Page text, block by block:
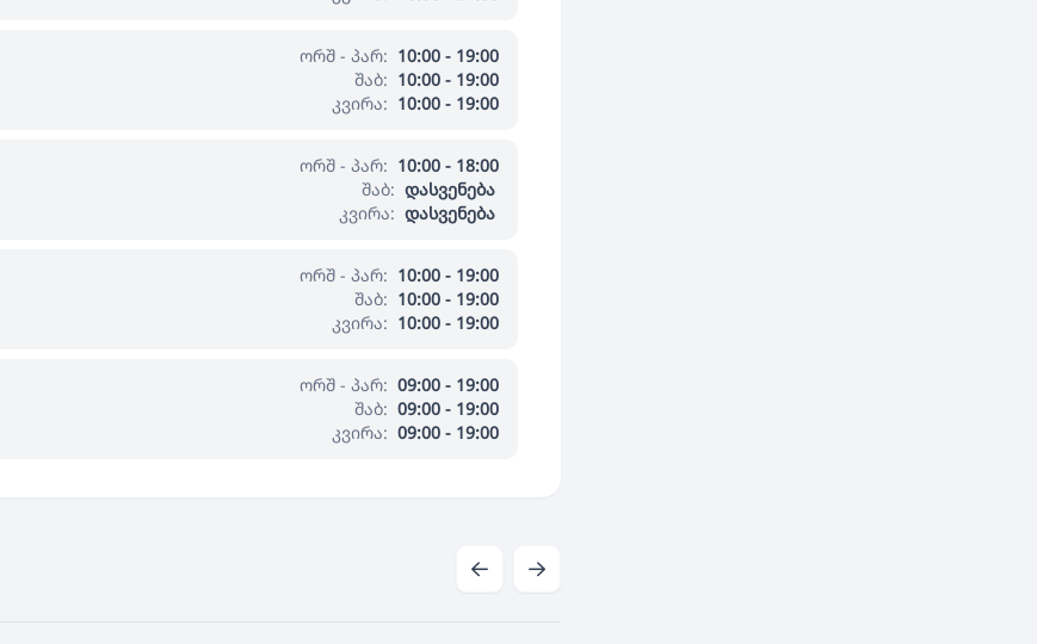
ორშ - პარ: 10:00 - 19:00
შაბ: 10:00 - 19:00
კვირა: 10:00 - 19:00
ორშ - პარ: 10:00 - 18:00
შაბ: დასვენება
კვირა: დასვენება
ორშ - პარ: 10:00 - 19:00
შაბ: 10:00 - 19:00
კვირა: 10:00 - 19:00
ორშ - პარ: 09:00 - 19:00
შაბ: 09:00 - 19:00
კვირა: 09:00 - 19:00